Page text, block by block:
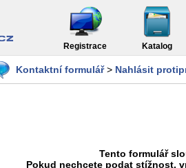
Registrace Katalog
Kontaktní formulář> Nahlásit
Tento formulář
Pokud nechcete podat stížnost,